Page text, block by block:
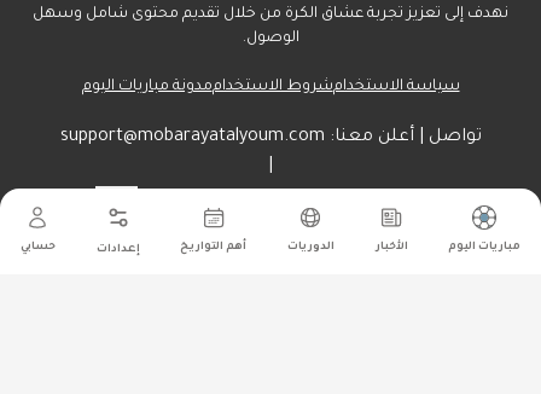
مباريات اليوم الأخبار الدوريات أهم التواريخ إعدادات حسابي
نهدف إلى تعزيز تجربة عشاق الكرة من خلال تقديم محتوى شامل وسهل
الوصول.
سياسة الاستخدامشروط الاستخداممدونة مباريات اليوم
تواصل | أعلن معنا: support@mobarayatalyoum.com